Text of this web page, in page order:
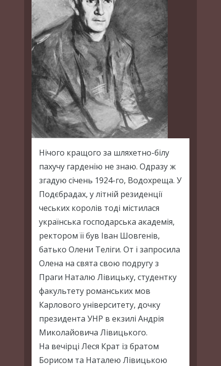
Нічого кращого за шляхетно-білу
пахучу гарденію не знаю. Одразу ж
згадую січень 1924-го, Водохреща. У
Подєбрадах, у літній резиденції
чеських королів тоді містилася
українська господарська академія,
ректором її був Іван Шовгенів,
батько Олени Теліги. От і запросила
Олена на свята свою подругу з
Праги Наталю Лівицьку, студентку
факультету романських мов
Карлового університету, дочку
президента УНР в екзилі Андрія
Миколайовича Лівицького.
На вечірці Леся Крат із братом
Борисом та Наталею Лівицькою